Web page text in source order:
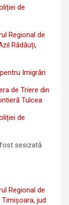
de
Regional de
Rădăuți,
Imigrări
de Triere din
Tulcea
de
fost sesizată
Regional de
jud